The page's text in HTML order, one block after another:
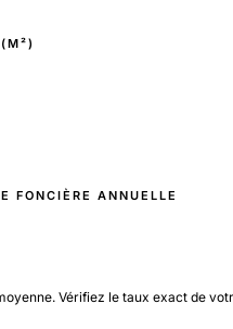
FONCIÈRE ANNUELLE
Vérifiez le taux exact de